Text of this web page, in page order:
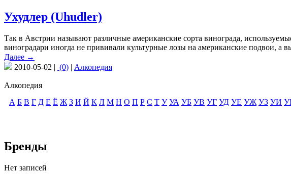
Ухудлер (Uhudler)
Так в Австрии называют различные американские сорта винограда,
виноградари иногда не прививали культурные лозы на американские подвои, а
Далее →
2010-05-02 | (0) | Алкопедия
Алкопедия
А Б В Г Д Е Ё Ж З И Й К Л М Н О П Р С Т У УА УБ УВ УГ УД УЕ УЖ УЗ УИ
Бренды
Нет записей